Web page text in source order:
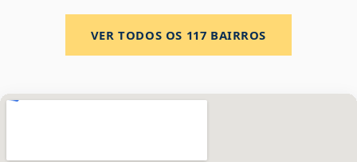
VER TODOS OS 117 BAIRROS